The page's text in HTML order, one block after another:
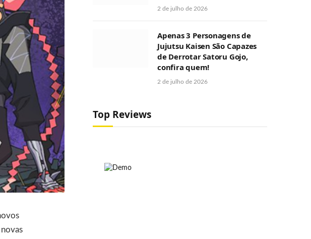
2 de julho de 2026
Apenas 3 Personagens de
Jujutsu Kaisen São Capazes
de Derrotar Satoru Gojo,
confira quem!
2 de julho de 2026
Top Reviews